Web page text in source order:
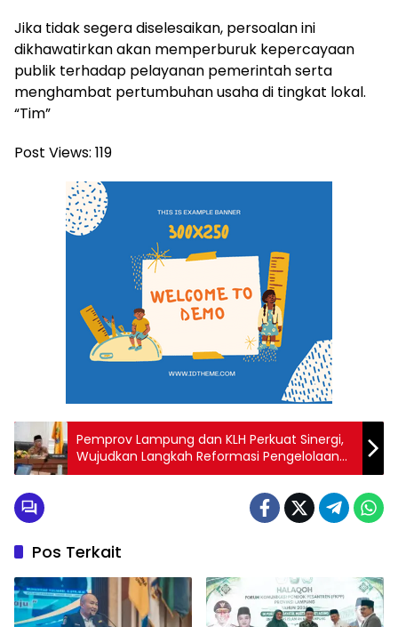
Jika tidak segera diselesaikan, persoalan ini
dikhawatirkan akan memperburuk kepercayaan
publik terhadap pelayanan pemerintah serta
menghambat pertumbuhan usaha di tingkat lokal.
“Tim”
Post Views: 119
Pemprov Lampung dan KLH Perkuat Sinergi,
Wujudkan Langkah Reformasi Pengelolaan
Sampah
Pos Terkait